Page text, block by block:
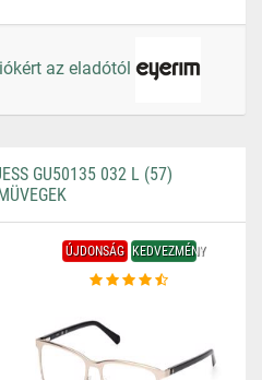
az eladótól
GU50135 032 L (57)
ÚJDONSÁG KEDVEZMÉNY